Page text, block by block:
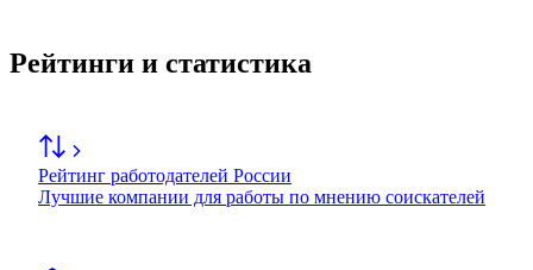
Рейтинги и статистика
Рейтинг работодателей России
Лучшие компании для работы по мнению соискателей